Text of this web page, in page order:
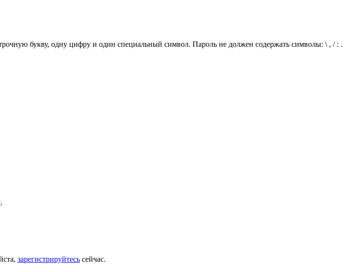
букву, одну цифру и один специальный символ. Пароль не должен содержать символы: \ , / : .
.
зарегистрируйтесь сейчас.